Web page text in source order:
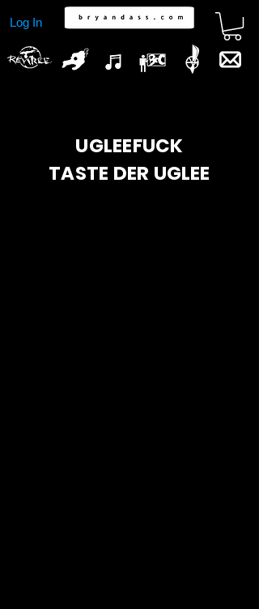
Log In
UGLEEFUCK
TASTE DER UGLEE